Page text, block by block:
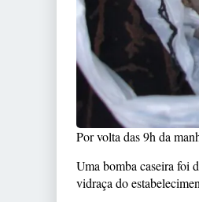
Por volta das 9h da
Uma bomba caseira foi
vidraça do